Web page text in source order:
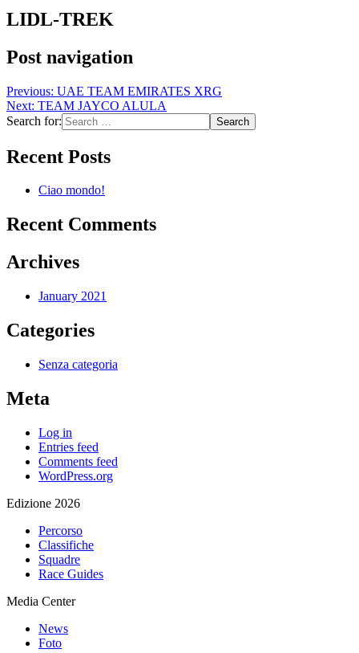
LIDL-TREK
Post navigation
Previous: UAE TEAM EMIRATES XRG
Next: TEAM JAYCO ALULA
Search for:
Recent Posts
Ciao mondo!
Recent Comments
Archives
January 2021
Categories
Senza categoria
Meta
Log in
Entries feed
Comments feed
WordPress.org
Edizione 2026
Percorso
Classifiche
Squadre
Race Guides
Media Center
News
Foto